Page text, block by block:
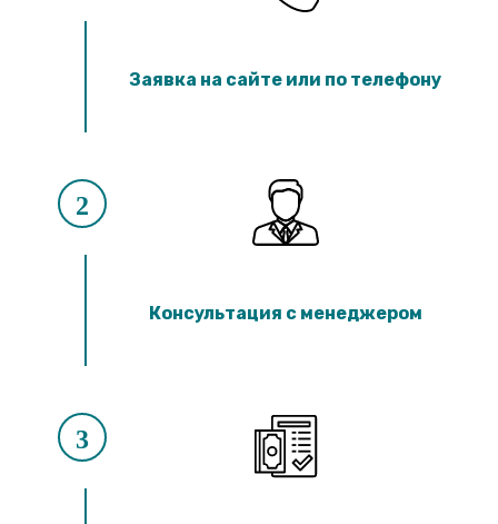
Заявка на сайте или по телефону
2
Консультация с менеджером
3